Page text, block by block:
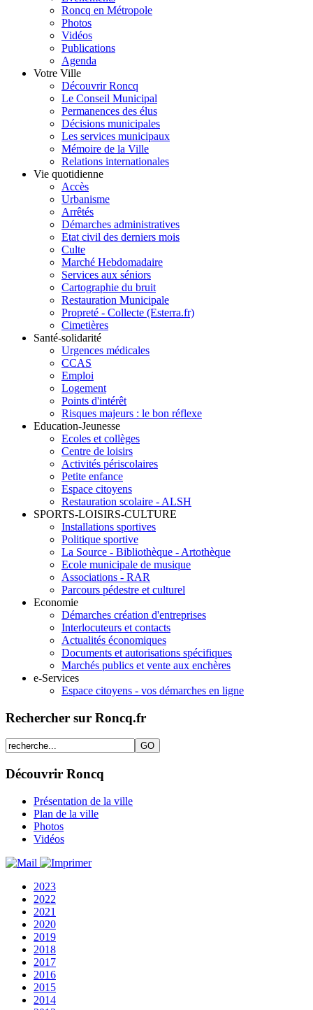
Roncq en Métropole
Photos
Vidéos
Publications
Agenda
Votre Ville
Découvrir Roncq
Le Conseil Municipal
Permanences des élus
Décisions municipales
Les services municipaux
Mémoire de la Ville
Relations internationales
Vie quotidienne
Accès
Urbanisme
Arrêtés
Démarches administratives
Etat civil des derniers mois
Culte
Marché Hebdomadaire
Services aux séniors
Cartographie du bruit
Restauration Municipale
Propreté - Collecte (Esterra.fr)
Cimetières
Santé-solidarité
Urgences médicales
CCAS
Emploi
Logement
Points d'intérêt
Risques majeurs : le bon réflexe
Education-Jeunesse
Ecoles et collèges
Centre de loisirs
Activités périscolaires
Petite enfance
Espace citoyens
Restauration scolaire - ALSH
SPORTS-LOISIRS-CULTURE
Installations sportives
Politique sportive
La Source - Bibliothèque - Artothèque
Ecole municipale de musique
Associations - RAR
Parcours pédestre et culturel
Economie
Démarches création d'entreprises
Interlocuteurs et contacts
Actualités économiques
Documents et autorisations spécifiques
Marchés publics et vente aux enchères
e-Services
Espace citoyens - vos démarches en ligne
Rechercher sur Roncq.fr
Découvrir Roncq
Présentation de la ville
Plan de la ville
Photos
Vidéos
2023
2022
2021
2020
2019
2018
2017
2016
2015
2014